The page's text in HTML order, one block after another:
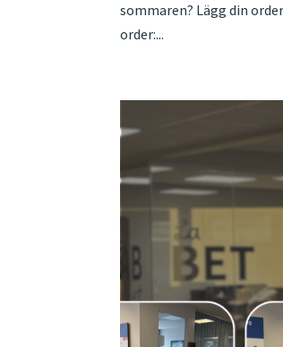
sommaren? ​​​​​​Lägg din
order:...